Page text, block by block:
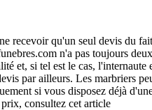
recevoir qu'un seul devis du
n'a pas toujours
et, si tel est le cas, l'internaute
par ailleurs. Les marbriers
si vous disposez déjà
consultez cet article